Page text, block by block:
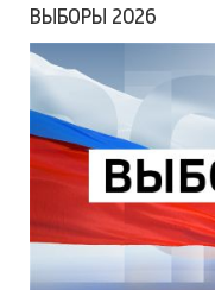
ВЫБОРЫ 2026